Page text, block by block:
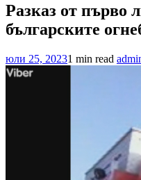
Разказ от първо
българските
юли 25, 20231 min read